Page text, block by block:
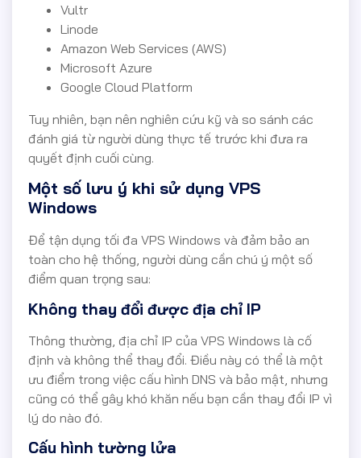
Vultr
Linode
Amazon Web Services (AWS)
Microsoft Azure
Google Cloud Platform
Tuy nhiên, bạn nên nghiên cứu kỹ và so sánh các
đánh giá từ người dùng thực tế trước khi đưa ra
quyết định cuối cùng.
Một số lưu ý khi sử dụng VPS
Windows
Để tận dụng tối đa VPS Windows và đảm bảo an
toàn cho hệ thống, người dùng cần chú ý một số
điểm quan trọng sau:
Không thay đổi được địa chỉ IP
Thông thường, địa chỉ IP của VPS Windows là cố
định và không thể thay đổi. Điều này có thể là một
ưu điểm trong việc cấu hình DNS và bảo mật, nhưng
cũng có thể gây khó khăn nếu bạn cần thay đổi IP vì
lý do nào đó.
Cấu hình tường lửa